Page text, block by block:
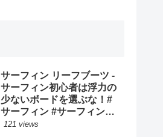
サーフィン リーフブーツ -
サーフィン初心者は浮力の
少ないボードを選ぶな！#
サーフィン #サーフィンス
クール #川畑友吾 #千葉 #湘
121 views